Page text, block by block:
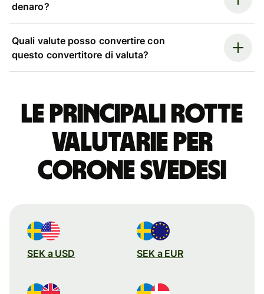
denaro?
Quali valute posso convertire con
questo convertitore di valuta?
Le principali rotte
valutarie per
corone svedesi
SEK a USD SEK a EUR